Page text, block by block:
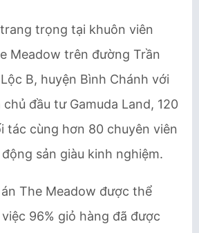
trọng tại khuôn viên
Meadow trên đường Trần
B, huyện Bình Chánh với
đầu tư Gamuda Land, 120
tác cùng hơn 80 chuyên viên
sản giàu kinh nghiệm.
The Meadow được thể
96% giỏ hàng đã được